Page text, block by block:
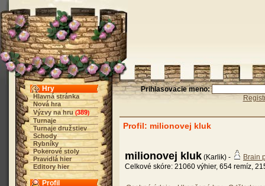
Hry
Hlavná stránka
Nová hra
Výzvy na hru (389)
Turnaje
Turnaje družstiev
Schody
Rybníky
Pokerové stoly
Pravidlá hier
Editory hier
Profil
Prihlasovacie meno:
Profil: milionovej kluk
milionovej kluk (Karlik) -
Brain
Celkové skóre: 21060 výhier, 654 remíz,